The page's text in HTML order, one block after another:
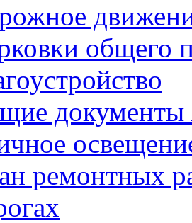
общего
ремонтных